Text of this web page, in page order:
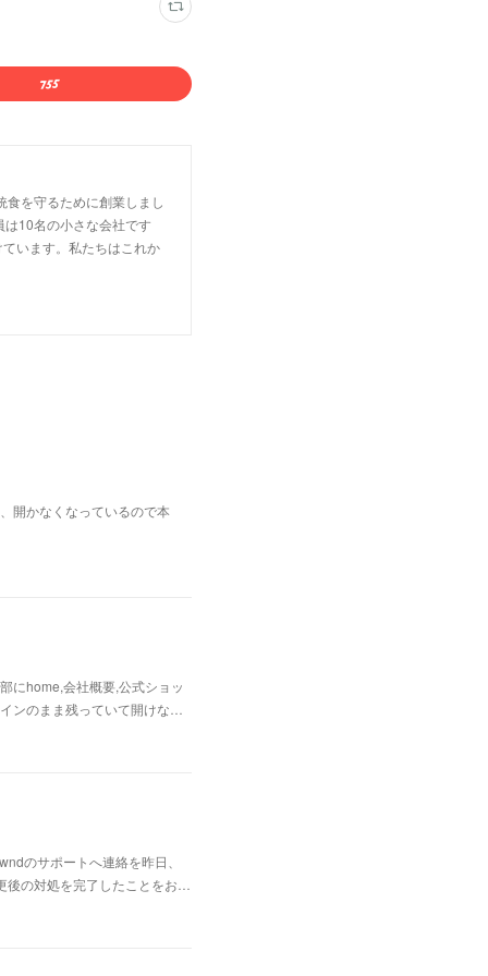
を守るために創業しまし
10名の小さな会社です
います。私たちはこれか
開かなくなっているので本
にhome,会社概要,公式ショッ
ンのまま残っていて開けな…
のサポートへ連絡を昨日、
の対処を完了したことをお…